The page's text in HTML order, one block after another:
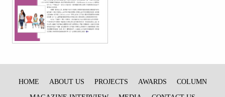
HOME ABOUT US PROJECTS AWARDS COLUMN